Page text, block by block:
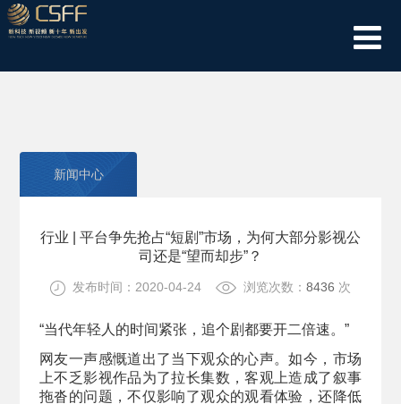
新闻中心
行业 | 平台争先抢占“短剧”市场，为何大部分影视公
司还是“望而却步”？
发布时间：2020-04-24 浏览次数： 8436 次
“当代年轻人的时间紧张， 追个剧都要开二倍速。”
网友一声感慨道出了当下观众的心声。如今，市场
上不乏影视作品为了拉长集数，客观上造成了叙事
拖沓的问题，不仅影响了观众的观看体验，还降低